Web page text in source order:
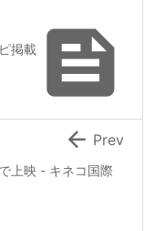

掲載
上映 - キネコ国際
 Prev